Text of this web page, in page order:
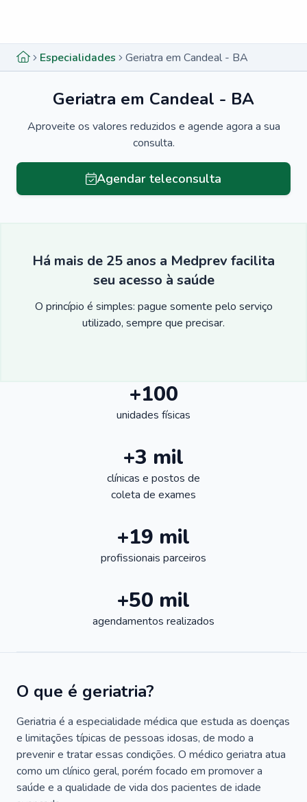
Especialidades Geriatra em Candeal - BA
Geriatra em Candeal - BA
Aproveite os valores reduzidos e agende agora a sua
consulta.
Agendar teleconsulta
Há mais de 25 anos a Medprev facilita
seu acesso à saúde
O princípio é simples: pague somente pelo serviço
utilizado, sempre que precisar.
+100
unidades físicas
+3 mil
clínicas e postos de
coleta de exames
+19 mil
profissionais parceiros
+50 mil
agendamentos realizados
O que é geriatria?
Geriatria é a especialidade médica que estuda as doenças
e limitações típicas de pessoas idosas, de modo a
prevenir e tratar essas condições. O médico geriatra atua
como um clínico geral, porém focado em promover a
saúde e a qualidade de vida dos pacientes de idade